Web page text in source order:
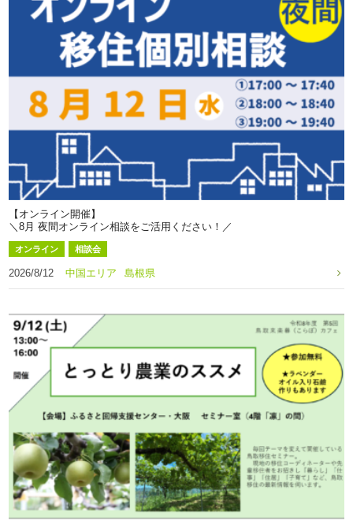
【オンライン開催】
＼8月 夜間オンライン相談をご活用ください！／
オンライン 相談会
2026/8/12 中国エリア 島根県